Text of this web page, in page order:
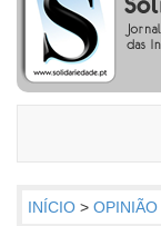
INÍCIO > OPINIÃO